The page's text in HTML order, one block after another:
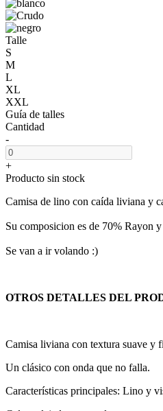
Talle
S
M
L
XL
XXL
Guía de talles
Cantidad
-
+
Producto sin stock
Camisa de lino con caída liviana y
Su composicion es de 70% Rayon
Se van a ir volando :)
OTROS DETALLES DEL
Camisa liviana con textura suave y
Un clásico con onda que no falla.
Características principales: Lino y